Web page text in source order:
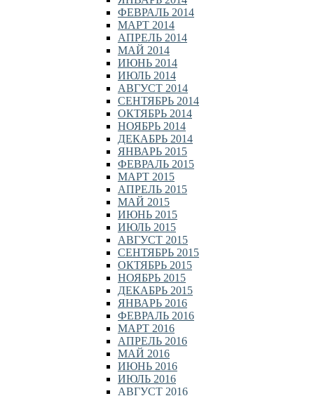
ФЕВРАЛЬ 2014
МАРТ 2014
АПРЕЛЬ 2014
МАЙ 2014
ИЮНЬ 2014
ИЮЛЬ 2014
АВГУСТ 2014
СЕНТЯБРЬ 2014
ОКТЯБРЬ 2014
НОЯБРЬ 2014
ДЕКАБРЬ 2014
ЯНВАРЬ 2015
ФЕВРАЛЬ 2015
МАРТ 2015
АПРЕЛЬ 2015
МАЙ 2015
ИЮНЬ 2015
ИЮЛЬ 2015
АВГУСТ 2015
СЕНТЯБРЬ 2015
ОКТЯБРЬ 2015
НОЯБРЬ 2015
ДЕКАБРЬ 2015
ЯНВАРЬ 2016
ФЕВРАЛЬ 2016
МАРТ 2016
АПРЕЛЬ 2016
МАЙ 2016
ИЮНЬ 2016
ИЮЛЬ 2016
АВГУСТ 2016